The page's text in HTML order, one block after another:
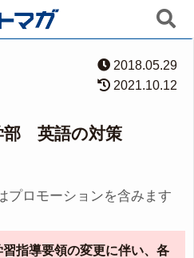
2018.05.29
2021.10.12
部 英語の対策
プロモーションを含みます
指導要領の変更に伴い、各